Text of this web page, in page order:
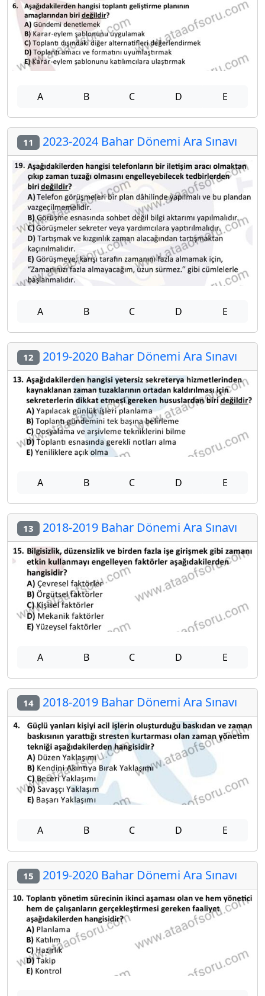
A B C D E
11 2023-2024 Bahar Dönemi Ara Sınavı
A B C D E
12 2019-2020 Bahar Dönemi Ara Sınavı
A B C D E
13 2018-2019 Bahar Dönemi Ara Sınavı
A B C D E
14 2018-2019 Bahar Dönemi Ara Sınavı
A B C D E
15 2019-2020 Bahar Dönemi Ara Sınavı